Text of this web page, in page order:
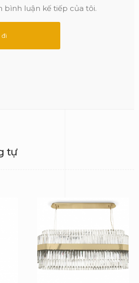
bình luận kế tiếp của tôi.
tự